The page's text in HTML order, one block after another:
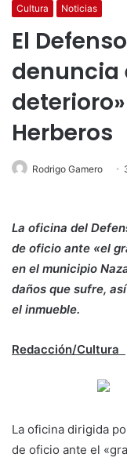
Cultura Noticias
El
denuncia
Herberos
Rodrigo Gamero
La oficina del
de oficio ante «el
en el municipio
daños que sufre,
el inmueble.
Redacción/Cultura
La oficina dirigida
de oficio ante el